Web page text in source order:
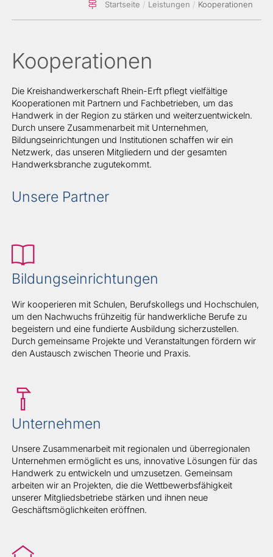
Startseite Leistungen Kooperationen
Kooperationen
Die Kreishandwerkerschaft Rhein-Erft pflegt vielfältige
Kooperationen mit Partnern und Fachbetrieben, um das
Handwerk in der Region zu stärken und weiterzuentwickeln.
Durch unsere Zusammenarbeit mit Unternehmen,
Bildungseinrichtungen und Institutionen schaffen wir ein
Netzwerk, das unseren Mitgliedern und der gesamten
Handwerksbranche zugutekommt.
Unsere Partner
Bildungseinrichtungen
Wir kooperieren mit Schulen, Berufskollegs und Hochschulen,
um den Nachwuchs frühzeitig für handwerkliche Berufe zu
begeistern und eine fundierte Ausbildung sicherzustellen.
Durch gemeinsame Projekte und Veranstaltungen fördern wir
den Austausch zwischen Theorie und Praxis.
Unternehmen
Unsere Zusammenarbeit mit regionalen und überregionalen
Unternehmen ermöglicht es uns, innovative Lösungen für das
Handwerk zu entwickeln und umzusetzen. Gemeinsam
arbeiten wir an Projekten, die die Wettbewerbsfähigkeit
unserer Mitgliedsbetriebe stärken und ihnen neue
Geschäftsmöglichkeiten eröffnen.